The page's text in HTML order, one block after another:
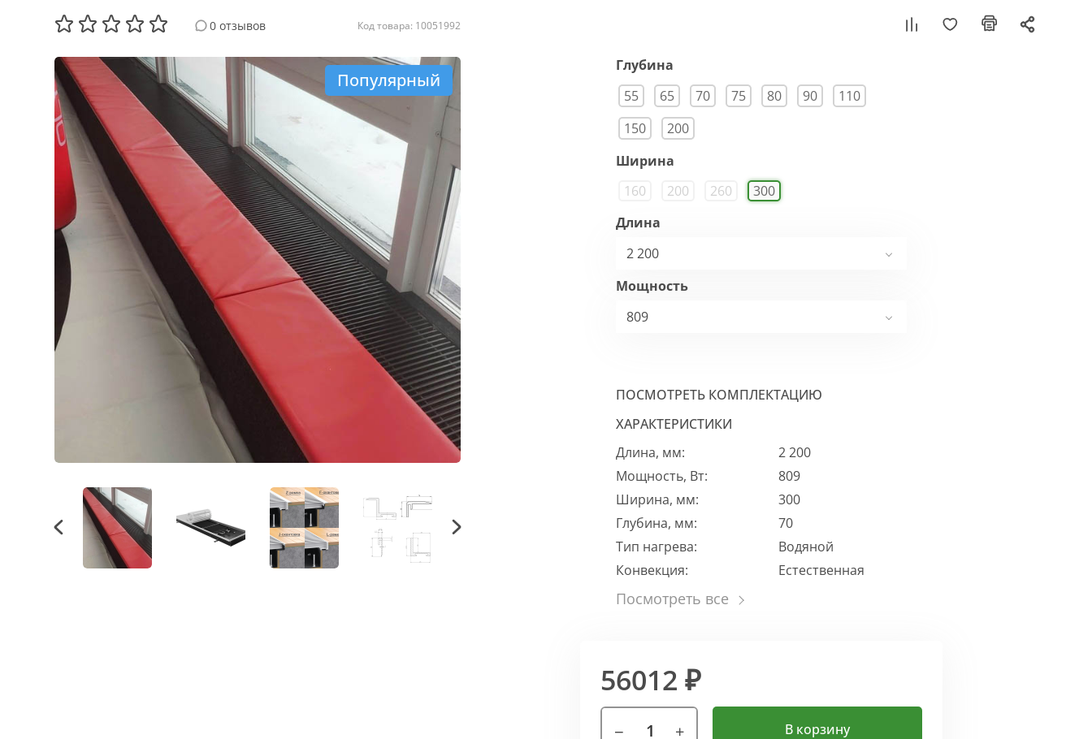
0 отзывов Код товара: 10051992
Популярный
Глубина
55
65 70 75 80 90
110
150
200
Ширина
160
200 260
300
Длина
2 200
Мощность
809
ПОСМОТРЕТЬ КОМПЛЕКТАЦИЮ
ХАРАКТЕРИСТИКИ
Длина, мм:
2 200
Мощность, Вт:
809
Ширина, мм:
300
Глубина, мм:
70
Тип нагрева:
Водяной
Конвекция:
Естественная
56012 ₽
В корзину